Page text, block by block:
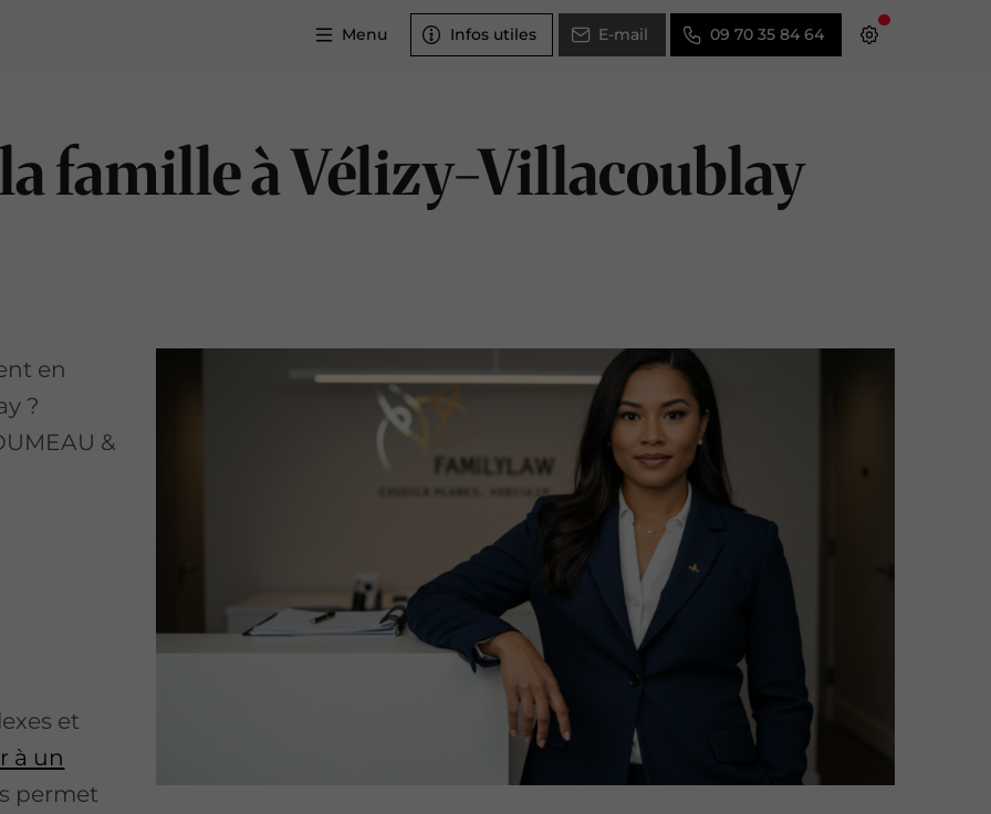
Menu Infos utiles E-mail 09 70 35 84 64
famille à Vélizy-Villacoublay
en
?
&
et
à un
permet